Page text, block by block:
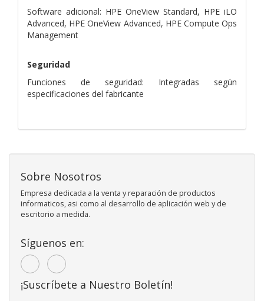
Software adicional: HPE OneView Standard, HPE iLO
Advanced, HPE OneView Advanced, HPE Compute Ops
Management
Seguridad
Funciones de seguridad: Integradas según
especificaciones del fabricante
Sobre Nosotros
Empresa dedicada a la venta y reparación de productos
informaticos, asi como al desarrollo de aplicación web y de
escritorio a medida.
Síguenos en:
¡Suscríbete a Nuestro Boletín!